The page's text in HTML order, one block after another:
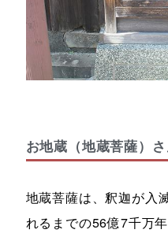
お地蔵（地蔵菩薩）さ
地蔵菩薩は、釈迦が入
れるまでの56億7千万